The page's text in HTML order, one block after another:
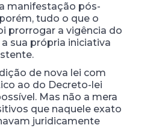
manifestação pós-
tudo o que o
prorrogar a vigência do
sua própria iniciativa
de nova lei com
ao do Decreto-lei
Mas não a mera
que naquele exato
juridicamente